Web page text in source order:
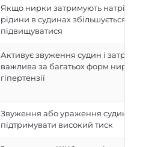
Якщо нирки затримують натрій і
рідини в судинах збільшується, і
підвищуватися
Активує звуження судин і затримку
важлива за багатьох форм ниркової
гіпертензії
Звуження або ураження судин
підтримувати високий тиск